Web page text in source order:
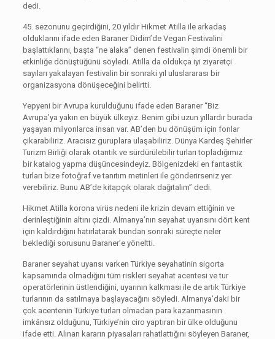
dedi.
45. sezonunu geçirdiğini, 20 yıldır Hikmet Atilla ile arkadaş
olduklarını ifade eden Baraner Didim’de Vegan Festivalini
başlattıklarını, başta “ne alaka” denen festivalin şimdi önemli bir
etkinliğe dönüştüğünü söyledi. Atilla da oldukça iyi ziyaretçi
sayıları yakalayan festivalin bir sonraki yıl uluslararası bir
organizasyona dönüşeceğini belirtti.
Yepyeni bir Avrupa kurulduğunu ifade eden Baraner “Biz
Avrupa’ya yakın en büyük ülkeyiz. Benim gibi uzun yıllardır burada
yaşayan milyonlarca insan var. AB’den bu dönüşüm için fonlar
çıkarabiliriz. Aracısız guruplara ulaşabiliriz. Dünya Kardeş Şehirler
Turizm Birliği olarak otantik ve sürdürülebilir turları topladığımız
bir katalog yapma düşüncesindeyiz. Bölgenizdeki en fantastik
turları bize fotoğraf ve tanıtım metinleri ile gönderirseniz yer
verebiliriz. Bunu AB’de kitapçık olarak dağıtalım” dedi.
Hikmet Atilla korona virüs nedeni ile krizin devam ettiğinin ve
derinleştiğinin altını çizdi. Almanya’nın seyahat uyarısını dört kent
için kaldırdığını hatırlatarak bundan sonraki süreçte neler
beklediği sorusunu Baraner’e yöneltti.
Baraner seyahat uyarısı varken Türkiye seyahatinin sigorta
kapsamında olmadığını tüm riskleri seyahat acentesi ve tur
operatörlerinin üstlendiğini, uyarının kalkması ile de artık Türkiye
turlarının da satılmaya başlayacağını söyledi. Almanya’daki bir
çok acentenin Türkiye turları olmadan para kazanmasının
imkânsız olduğunu, Türkiye’nin ciro yaptıran bir ülke olduğunu
ifade etti. Alınan kararın piyasaları rahatlattığını söyleyen Baraner,